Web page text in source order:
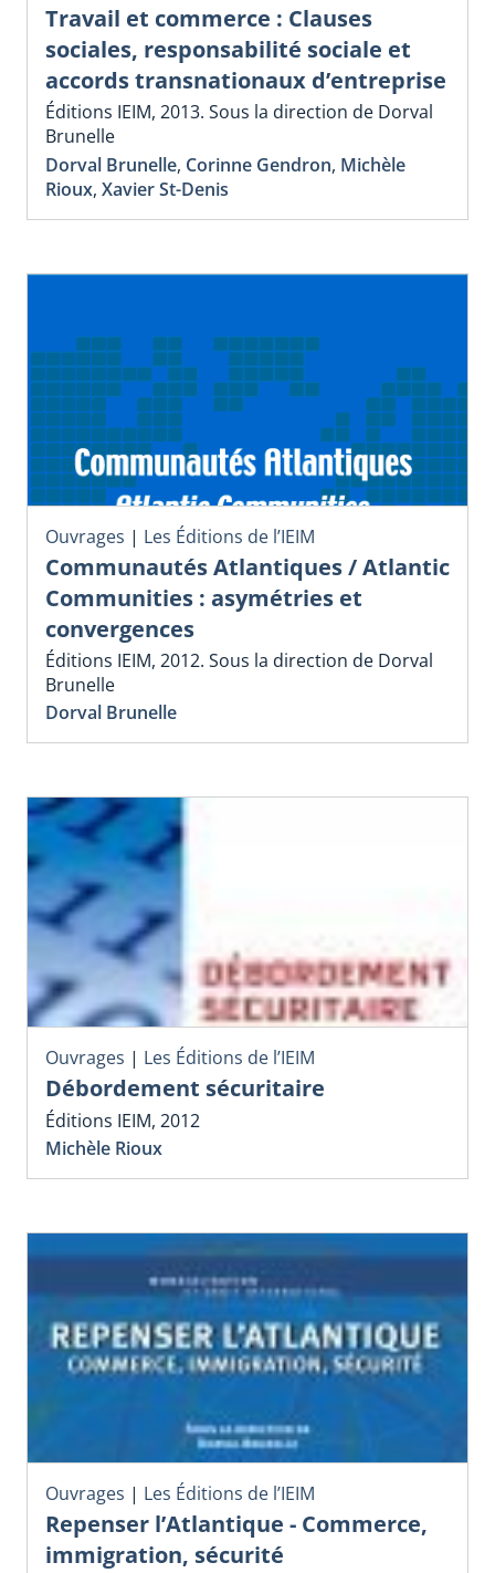
Travail et commerce : Clauses
sociales, responsabilité sociale et
accords transnationaux d’entreprise
Éditions IEIM, 2013. Sous la direction de Dorval
Brunelle
Dorval Brunelle, Corinne Gendron, Michèle
Rioux, Xavier St-Denis
Ouvrages | Les Éditions de l’IEIM
Communautés Atlantiques / Atlantic
Communities : asymétries et
convergences
Éditions IEIM, 2012. Sous la direction de Dorval
Brunelle
Dorval Brunelle
Ouvrages | Les Éditions de l’IEIM
Débordement sécuritaire
Éditions IEIM, 2012
Michèle Rioux
Ouvrages | Les Éditions de l’IEIM
Repenser l’Atlantique - Commerce,
immigration, sécurité